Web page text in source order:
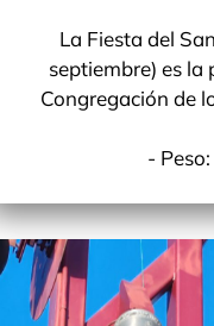
La Fiesta del
septiembre) es
Congregación de
-